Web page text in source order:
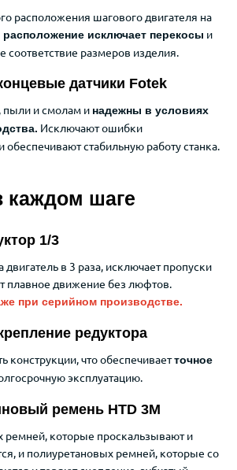
расположения шагового двигателя на
расположение исключает перекосы и
соответствие размеров изделия.
датчики Fotek
пыли и смолам и надежны в условиях
Исключают ошибки
обеспечивают стабильную работу станка.
каждом шаге
1/3
двигатель в 3 раза, исключает пропуски
плавное движение без люфтов.
при серийном производстве.
редуктора
конструкции, что обеспечиваетточное
эксплуатацию.
ремень HTD 3M
ремней, которые проскальзывают и
и полиуретановых ремней, которые со